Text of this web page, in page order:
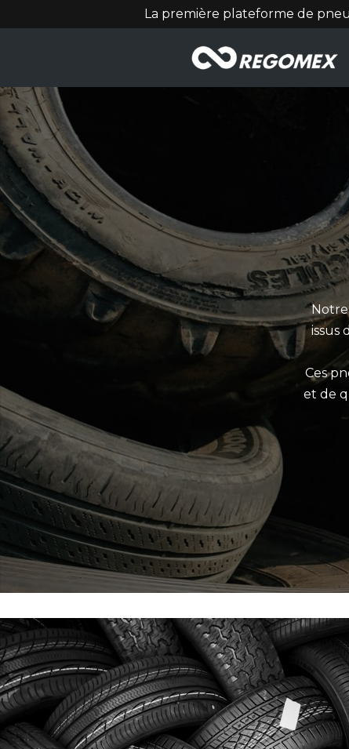
La première plateforme de
issus
Ces
et de